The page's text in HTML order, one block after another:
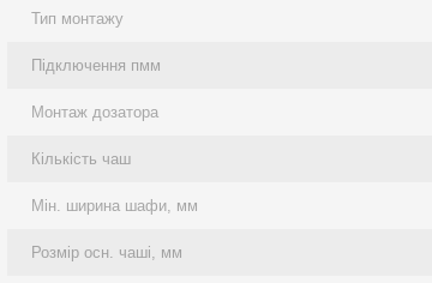
Тип монтажу
Підключення пмм
Монтаж дозатора
Кількість чаш
Мін. ширина шафи, мм
Розмір осн. чаші, мм